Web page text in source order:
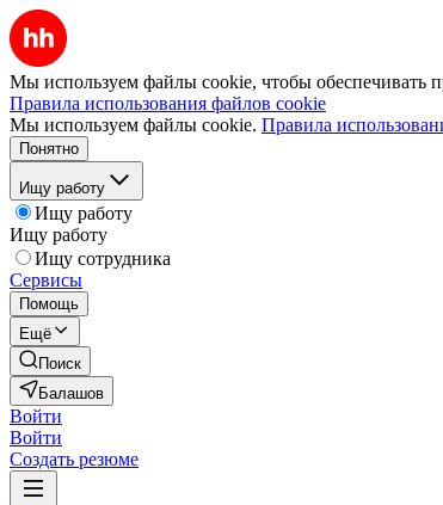
Мы используем файлы cookie, чтобы обеспечивать
Правила использования файлов cookie
Мы используем файлы cookie. Правила
Понятно
Ищу работу
Ищу работу
Ищу работу
Ищу сотрудника
Сервисы
Помощь
Ещё
Поиск
Балашов
Войти
Войти
Создать резюме